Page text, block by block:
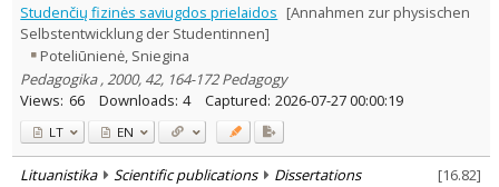
Studenčių fizinės saviugdos prielaidos [Annahmen zur physischen
Selbstentwicklung der Studentinnen]
Poteliūnienė, Sniegina
Pedagogika , 2000, 42, 164-172 Pedagogy
Views: 66 Downloads: 4 Captured: 2026-07-27 00:00:19
LT EN
Lituanistika Scientific publications Dissertations [16.82]